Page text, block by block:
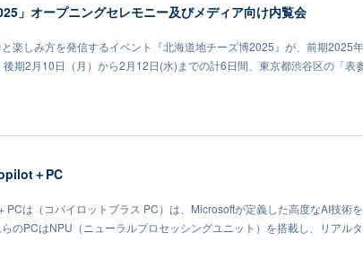
」オープニングセレモニー及びメディア向け内覧会
と楽しみ方を発信するイベント『北海道地チーズ博2025』が、前期2025
後期2月10日（月）から2月12日(水)までの計6日間、東京都渋谷区の「表
＋PC
PCは（コパイロットプラス PC）は、Microsoftが定義した高度なAI技術
のPCはNPU（ニューラルプロセッシングユニット）を搭載し、リアル